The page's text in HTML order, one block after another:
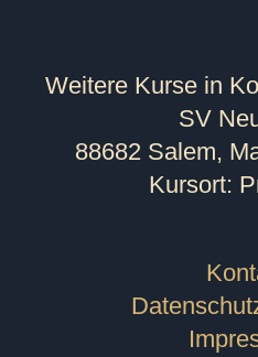
Weitere Kurse in
SV
88682 Salem,
Kursort: